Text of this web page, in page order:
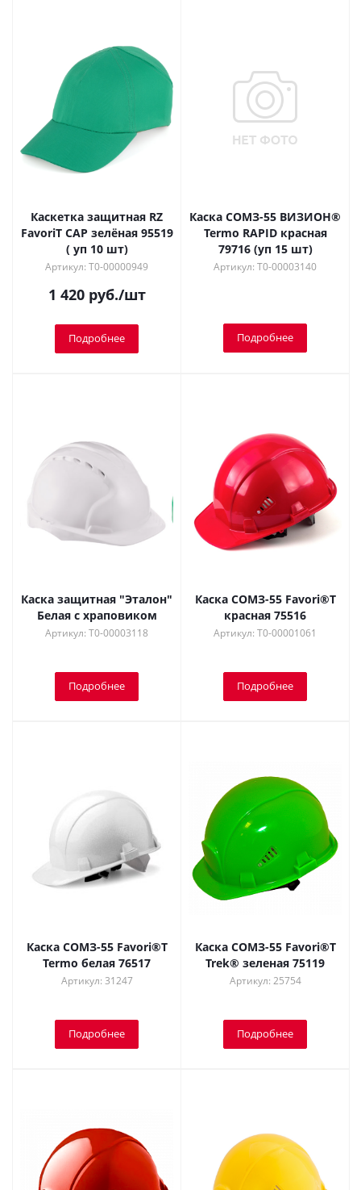
Каскетка защитная RZ
FavoriT CAP зелёная 95519
( уп 10 шт)
Артикул: Т0-00000949
1 420руб./шт
Подробнее
Каска СОМЗ-55 ВИЗИОН®
Termo RAPID красная
79716 (уп 15 шт)
Артикул: Т0-00003140
Подробнее
Каска защитная "Эталон"
Белая с храповиком
Артикул: Т0-00003118
Подробнее
Каска СОМЗ-55 Favori®T
красная 75516
Артикул: Т0-00001061
Подробнее
Каска СОМЗ-55 Favori®T
Termo белая 76517
Артикул: 31247
Подробнее
Каска СОМЗ-55 Favori®T
Trek® зеленая 75119
Артикул: 25754
Подробнее